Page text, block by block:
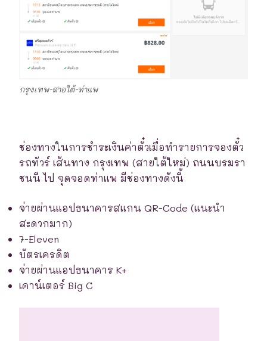
กรุงเทพ-สายใต้-ท่าแพ
ช่องทางในการชำระเงินค่าตั๋วเมื่อทำรายการจองตั๋ว
รถทัวร์ เส้นทาง กรุงเทพ (สายใต้ใหม่) ถนนบรมรา
ชนนี ไป จุดจอดท่าแพ มีช่องทางดังนี้
จ่ายผ่านแอปธนาคารสแกน QR-Code (แนะนำ
สะดวกมาก)
7-Eleven
บัตรเครดิต
จ่ายผ่านแอปธนาคาร K+
เคาน์เตอร์ Big C